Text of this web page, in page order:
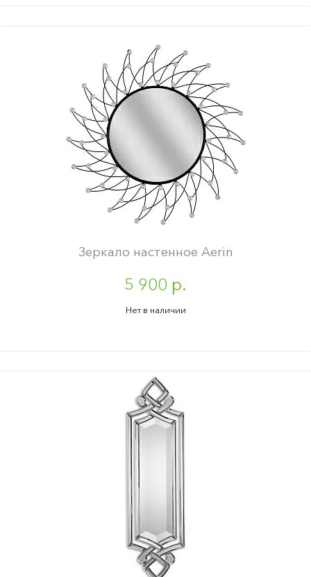
Зеркало настенное Aerin
5 900 р.
Нет в наличии